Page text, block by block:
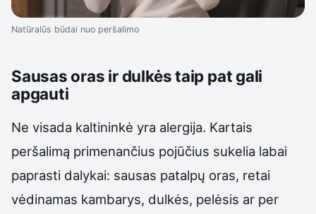
Natūralūs būdai nuo peršalimo
Sausas oras ir dulkės taip pat gali
apgauti
Ne visada kaltininkė yra alergija. Kartais
peršalimą primenančius pojūčius sukelia labai
paprasti dalykai: sausas patalpų oras, retai
vėdinamas kambarys, dulkės, pelėsis ar per